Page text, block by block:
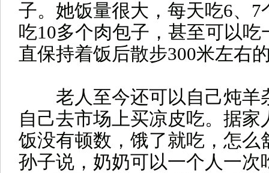
子。她饭量很大，每天吃6、7
吃10多个肉包子，甚至可以
直保持着饭后散步300米左右
老人至今还可以自己炖羊
自己去市场上买凉皮吃。据
饭没有顿数，饿了就吃，怎么
孙子说，奶奶可以一个人一次